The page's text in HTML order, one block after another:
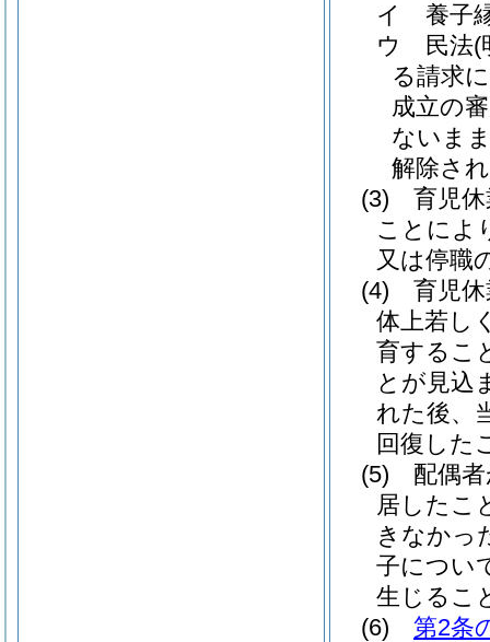
イ
養子
ウ
民法(
る請求
成立の
ないま
解除さ
(3)
育児
ことによ
又は停職
(4)
育児
体上若し
育するこ
とが見込
れた後、
回復した
(5)
配偶
居したこ
きなかっ
子につい
生じるこ
(6)
第2条